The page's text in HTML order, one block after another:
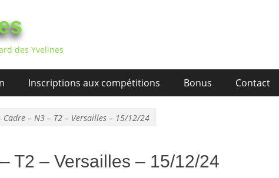
des Yvelines
Inscriptions aux compétitions Bonus Contact
Cadre – N3 – T2 – Versailles – 15/12/24
T2 – Versailles – 15/12/24